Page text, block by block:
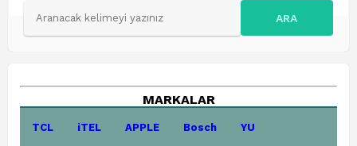
ARA
MARKALAR
TCL iTEL APPLE Bosch YU